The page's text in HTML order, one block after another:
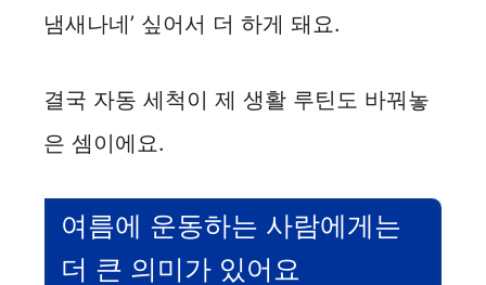
냄새나네’ 싶어서 더 하게 돼요.
결국 자동 세척이 제 생활 루틴도 바꿔놓
은 셈이에요.
여름에 운동하는 사람에게는
더 큰 의미가 있어요